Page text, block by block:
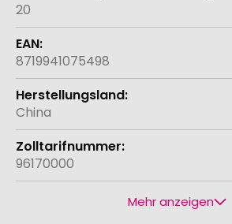
20
8719941075498
China
96170000
Mehr anzeigen